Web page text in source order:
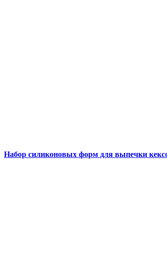
Набор силиконовых форм для выпечки